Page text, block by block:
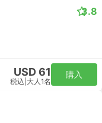
3.8
USD 61
税込 大人1名
購入